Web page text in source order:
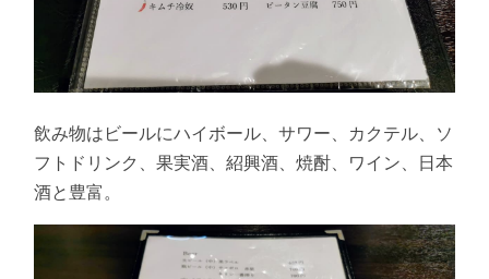
飲み物はビールにハイボール、サワー、カクテル、ソ
フトドリンク、果実酒、紹興酒、焼酎、ワイン、日本
酒と豊富。